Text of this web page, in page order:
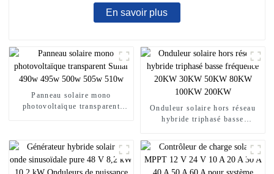
En savoir plus
Panneau solaire mono
photovoltaïque transparent
Onduleur solaire hors réseau
hybride triphasé basse